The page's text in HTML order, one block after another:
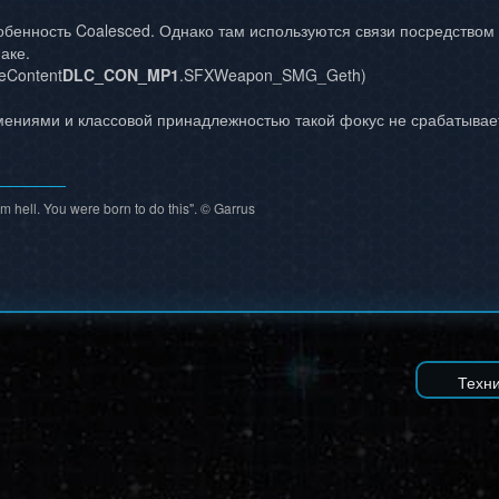
Coalesced. Однако там используются связи
DLC_CON_MP1.SFXWeapon_SMG_Geth)
и классовой принадлежностью такой фокус не
hell. You were born to do this". © Garrus